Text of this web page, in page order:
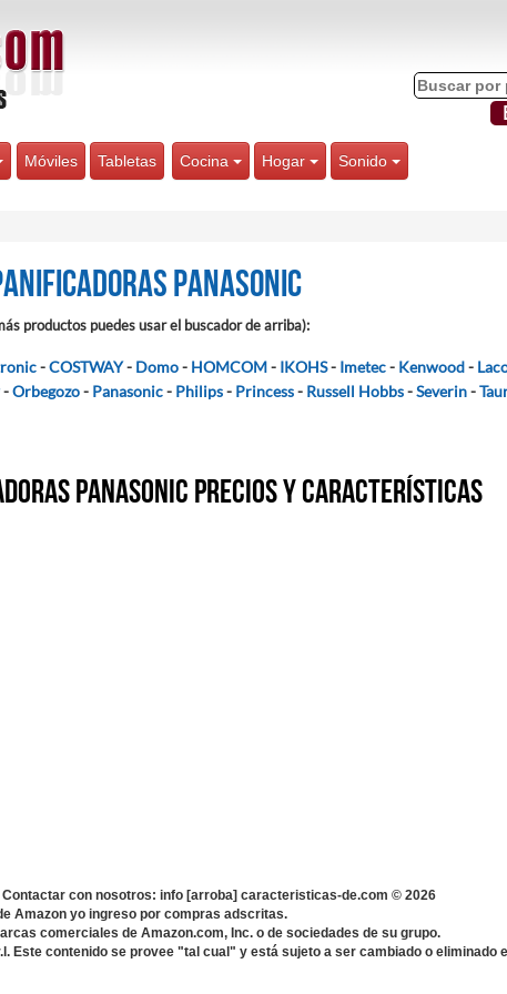
Móviles Tabletas Cocina Hogar Sonido
Panasonic
productos puedes usar el buscador de arriba):
-COSTWAY- Domo- HOMCOM- IKOHS- Imetec- Kenwood-
-Orbegozo- Panasonic- Philips- Princess- Russell Hobbs-Severin-
Panasonic precios y características
Contactar con nosotros: info [arroba] caracteristicas-de.com © 2026
Amazon yo ingreso por compras adscritas.
comerciales de Amazon.com, Inc. o de sociedades de su grupo.
Este contenido se provee "tal cual" y está sujeto a ser cambiado o eliminado